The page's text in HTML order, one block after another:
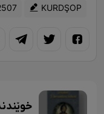
KURDŞOP
2507